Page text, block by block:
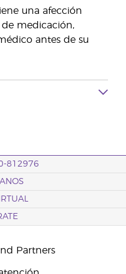
una afección
medicación,
antes de su
812976
Partners